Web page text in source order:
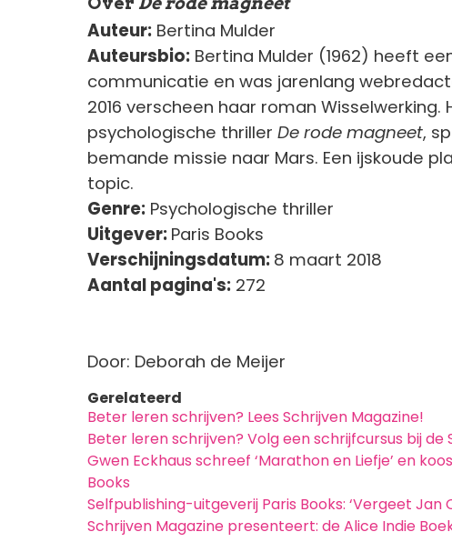
Auteur: Bertina Mulder
Auteursbio: Bertina Mulder (1962) heeft
communicatie en was jarenlang
2016 verscheen haar roman
psychologische thriller De rode magneet,
bemande missie naar Mars. Een ijskoude
topic.
Genre: Psychologische thriller
Uitgever: Paris Books
Verschijningsdatum: 8 maart 2018
Aantal pagina's: 272
Door: Deborah de Meijer
Gerelateerd
Beter leren schrijven? Lees Schrijven Magazine!
Beter leren schrijven? Volg een schrijfcursus bij de
Gwen Eckhaus schreef ‘Marathon en Liefje’ en
Books
Selfpublishing-uitgeverij Paris Books: ‘Vergeet Jan
Schrijven Magazine presenteert: de Alice Indie